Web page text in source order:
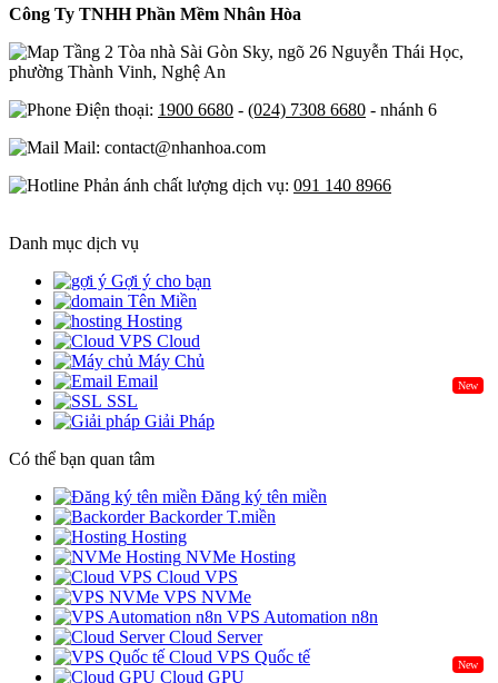
Công Ty TNHH Phần Mềm Nhân Hòa
Tầng 2 Tòa nhà Sài Gòn Sky, ngõ 26 Nguyễn Thái Học,
phường Thành Vinh, Nghệ An
Điện thoại: 1900 6680 - (024) 7308 6680 - nhánh 6
Mail: contact@nhanhoa.com
Phản ánh chất lượng dịch vụ: 091 140 8966
Danh mục dịch vụ
Gợi ý cho bạn
Tên Miền
Hosting
Cloud
Máy Chủ
New
Email
SSL
Giải Pháp
Có thể bạn quan tâm
Đăng ký tên miền
Backorder T.miền
Hosting
NVMe Hosting
Cloud VPS
VPS NVMe
VPS Automation n8n
Cloud Server
Cloud VPS Quốc tế
New
Cloud GPU